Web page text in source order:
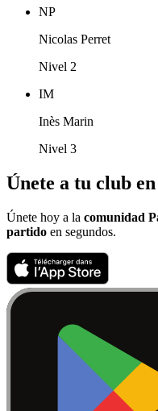
NP
Nicolas Perret
Nivel 2
IM
Inès Marin
Nivel 3
Únete a tu club
Únete hoy a la comunidad
partido en segundos.